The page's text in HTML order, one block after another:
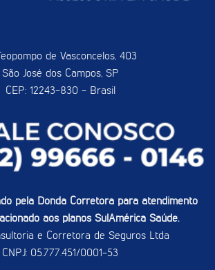
de Vasconcelos, 403
São José dos Campos, SP
CEP: 12243-830 - Brasil
pela Donda Corretora para atendimento
aos planos SulAmérica Saúde.
e Corretora de Seguros Ltda
CNPJ: 05.777.451/0001-53